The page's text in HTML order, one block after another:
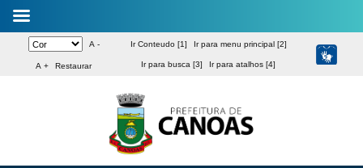
A -
A + Restaurar
Ir Conteudo [1] Ir para menu principal [2]
Ir para busca [3] Ir para atalhos [4]